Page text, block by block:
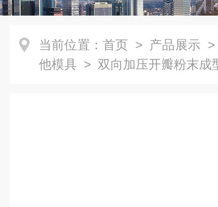
当前位置： 首页 > 产品展示
他模具 > 双向加压开瓣粉末